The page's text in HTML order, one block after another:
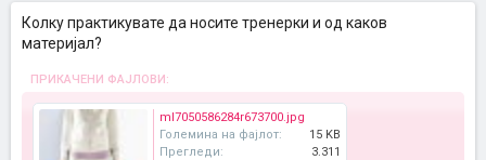
Колку практикувате да носите тренерки и од каков
материјал?
ПРИКАЧЕНИ ФАЈЛОВИ:
ml7050586284r673700.jpg
Големина на фајлот:
15 KB
Прегледи:
3.311